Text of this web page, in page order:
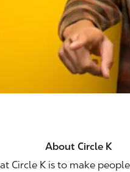
Circle K
Circle K is to make